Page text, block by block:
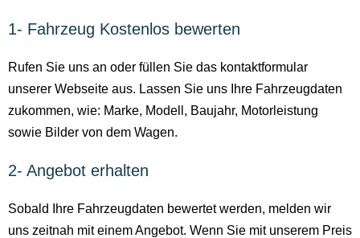
1- Fahrzeug Kostenlos bewerten
Rufen Sie uns an oder füllen Sie das kontaktformular
unserer Webseite aus. Lassen Sie uns Ihre Fahrzeugdaten
zukommen, wie: Marke, Modell, Baujahr, Motorleistung
sowie Bilder von dem Wagen.
2- Angebot erhalten
Sobald Ihre Fahrzeugdaten bewertet werden, melden wir
uns zeitnah mit einem Angebot. Wenn Sie mit unserem Preis